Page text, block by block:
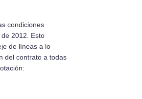
condiciones
2012. Esto
de lí­­neas a lo
del contrato a todas